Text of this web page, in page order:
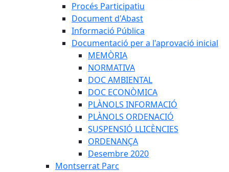
Procés Participatiu
Document d'Abast
Informació Pública
Documentació per a l'aprovació inicial
MEMÒRIA
NORMATIVA
DOC AMBIENTAL
DOC ECONÒMICA
PLÀNOLS INFORMACIÓ
PLÀNOLS ORDENACIÓ
SUSPENSIÓ LLICÈNCIES
ORDENANÇA
Desembre 2020
Montserrat Parc